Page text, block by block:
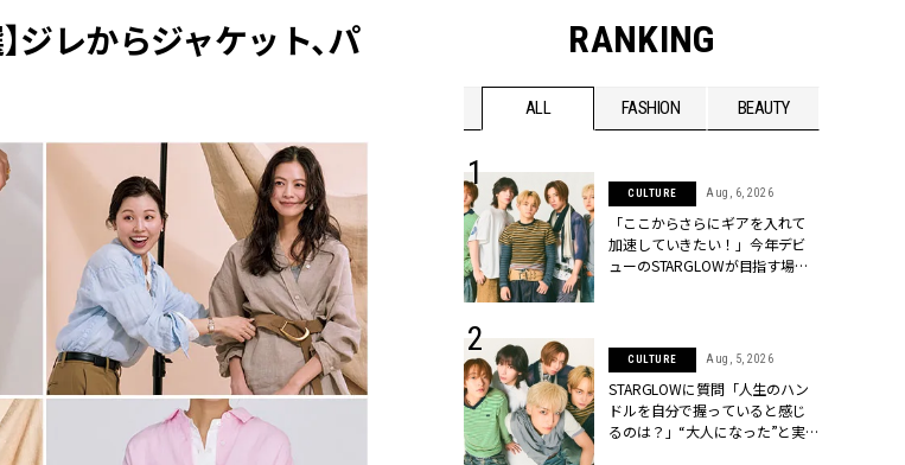
ジレからジャケット、パ
RANKING
ALL FASHION BEAUTY
5, 2026
おいター
BASIC＋】
おってなめら
クラッ
Aug, 6, 2026
手抜きに見え
まとめ髪が垢
クセ」たち |
ィ]
WEDDING Feb, 16, 2026
結婚式に黒ドレスはアリ？お呼
ばれで失敗しないコーデ＆マナ
ーを解説 | CLASSY.[クラッシィ]
WEDDING Aug, 13, 2025
【結婚指輪】人気ブランドのリ
エピソードも | CLASSY.[クラッシ
CULTURE Aug, 6, 2026
「ここからさらにギアを入れて
加速していきたい！」今年デビ
ューのSTARGLOWが目指す場所
CULTURE Aug, 5, 2026
STARGLOWに質問「人生のハン
ドルを自分で握っていると感じ
るのは？」“大️人になった”と実